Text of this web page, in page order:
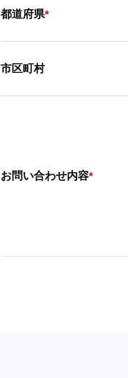
都道府県
市区町村
お問い合わせ内容